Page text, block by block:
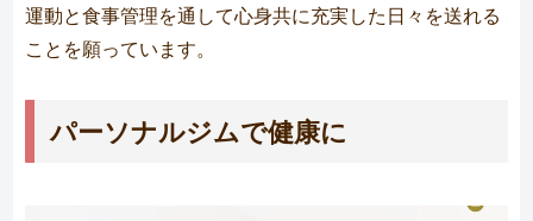
運動と食事管理を通して心身共に充実した日々を送れる
ことを願っています。
パーソナルジムで健康に